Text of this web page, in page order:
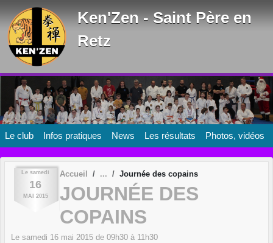
Ken'Zen - Saint Père en
Retz
Le club Infos pratiques News Les résultats Photos, vidéos
Le samedi
16
MAI 2015
Accueil Journée des copains
JOURNÉE DES
COPAINS
Le samedi 16 mai 2015 de 09h30 à 11h30
Panneau de gestion des cookies